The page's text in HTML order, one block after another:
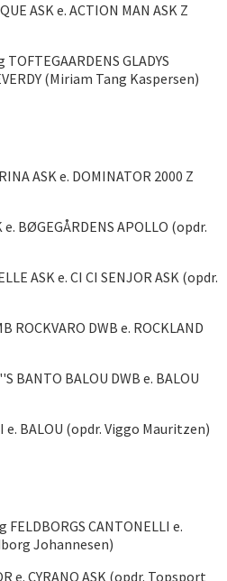
ASK e. ACTION MAN ASK Z
GLADYS
(Miriam Tang Kaspersen)
ASK e. DOMINATOR 2000 Z
BØGEGÅRDENS APOLLO (opdr.
ASK e. CI CI SENJOR ASK (opdr.
ROCKVARO DWB e. ROCKLAND
BANTO BALOU DWB e. BALOU
BALOU (opdr. Viggo Mauritzen)
CANTONELLI e.
Johannesen)
e. CYRANO ASK (opdr. Topsport